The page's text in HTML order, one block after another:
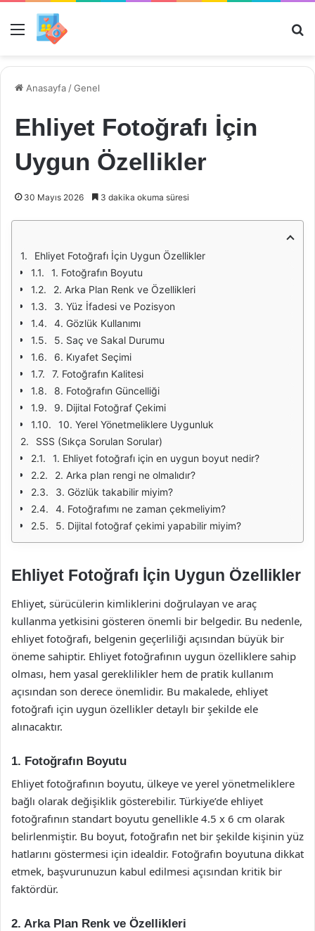
Menü
Anasayfa /Genel
Ehliyet Fotoğrafı İçin
Uygun Özellikler
30 Mayıs 2026 3 dakika okuma süresi
Ehliyet Fotoğrafı İçin Uygun Özellikler
1. Fotoğrafın Boyutu
2. Arka Plan Renk ve Özellikleri
3. Yüz İfadesi ve Pozisyon
4. Gözlük Kullanımı
5. Saç ve Sakal Durumu
6. Kıyafet Seçimi
7. Fotoğrafın Kalitesi
8. Fotoğrafın Güncelliği
9. Dijital Fotoğraf Çekimi
10. Yerel Yönetmeliklere Uygunluk
SSS (Sıkça Sorulan Sorular)
1. Ehliyet fotoğrafı için en uygun boyut nedir?
2. Arka plan rengi ne olmalıdır?
3. Gözlük takabilir miyim?
4. Fotoğrafımı ne zaman çekmeliyim?
5. Dijital fotoğraf çekimi yapabilir miyim?
Ehliyet Fotoğrafı İçin Uygun Özellikler
Ehliyet, sürücülerin kimliklerini doğrulayan ve araç
kullanma yetkisini gösteren önemli bir belgedir. Bu nedenle,
ehliyet fotoğrafı, belgenin geçerliliği açısından büyük bir
öneme sahiptir. Ehliyet fotoğrafının uygun özelliklere sahip
olması, hem yasal gereklilikler hem de pratik kullanım
açısından son derece önemlidir. Bu makalede, ehliyet
fotoğrafı için uygun özellikler detaylı bir şekilde ele
alınacaktır.
1. Fotoğrafın Boyutu
Ehliyet fotoğrafının boyutu, ülkeye ve yerel yönetmeliklere
bağlı olarak değişiklik gösterebilir. Türkiye’de ehliyet
fotoğrafının standart boyutu genellikle 4.5 x 6 cm olarak
belirlenmiştir. Bu boyut, fotoğrafın net bir şekilde kişinin yüz
hatlarını göstermesi için idealdir. Fotoğrafın boyutuna dikkat
etmek, başvurunuzun kabul edilmesi açısından kritik bir
faktördür.
2. Arka Plan Renk ve Özellikleri